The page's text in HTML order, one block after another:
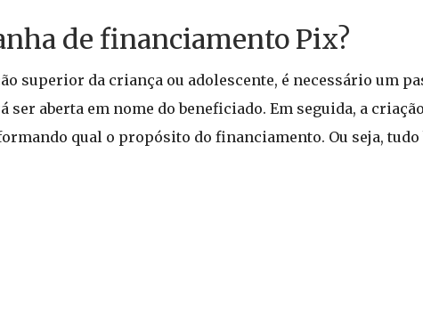
de financiamento Pix?
superior da criança ou adolescente, é necessário um
aberta em nome do beneficiado. Em seguida, a
qual o propósito do financiamento. Ou seja, tudo